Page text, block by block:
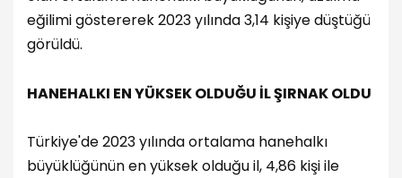
eğilimi göstererek 2023 yılında 3,14 kişiye düştüğü
görüldü.
HANEHALKI EN YÜKSEK OLDUĞU İL ŞIRNAK OLDU
Türkiye'de 2023 yılında ortalama hanehalkı
büyüklüğünün en yüksek olduğu il, 4,86 kişi ile